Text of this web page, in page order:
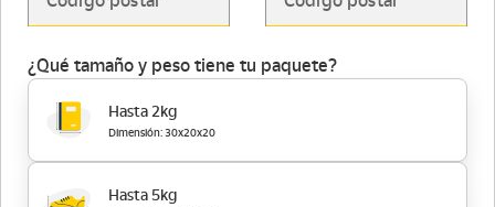
¿Qué tamaño y peso tiene tu paquete?
Hasta 2kg
Dimensión: 30x20x20
Hasta 5kg